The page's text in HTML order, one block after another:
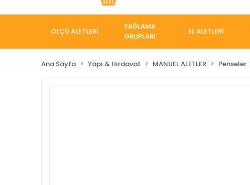
ÖLÇÜ ALETLERİ
YAĞLAMA
GRUPLARI
EL ALETLERİ
Ana Sayfa Yapı & Hırdavat MANUEL ALETLER Penseler